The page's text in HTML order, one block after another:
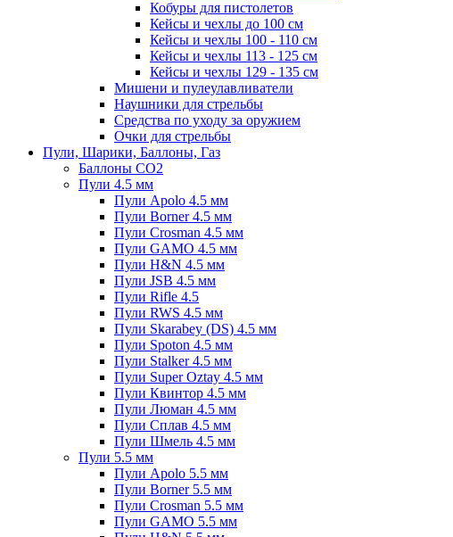
Кобуры для пистолетов
Кейсы и чехлы до 100 см
Кейсы и чехлы 100 - 110 см
Кейсы и чехлы 113 - 125 см
Кейсы и чехлы 129 - 135 см
Мишени и пулеулавливатели
Наушники для стрельбы
Средства по уходу за оружием
Очки для стрельбы
Пули, Шарики, Баллоны, Газ
Баллоны CO2
Пули 4.5 мм
Пули Apolo 4.5 мм
Пули Borner 4.5 мм
Пули Crosman 4.5 мм
Пули GAMO 4.5 мм
Пули H&N 4.5 мм
Пули JSB 4.5 мм
Пули Rifle 4.5
Пули RWS 4.5 мм
Пули Skarabey (DS) 4.5 мм
Пули Spoton 4.5 мм
Пули Stalker 4.5 мм
Пули Super Oztay 4.5 мм
Пули Квинтор 4.5 мм
Пули Люман 4.5 мм
Пули Сплав 4.5 мм
Пули Шмель 4.5 мм
Пули 5.5 мм
Пули Apolo 5.5 мм
Пули Borner 5.5 мм
Пули Crosman 5.5 мм
Пули GAMO 5.5 мм